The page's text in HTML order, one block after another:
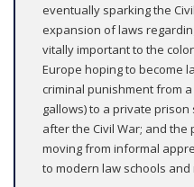
eventually sparking the
expansion of laws
vitally important to the
Europe hoping to become
criminal punishment from
gallows) to a private
after the Civil War; and the
moving from informal
to modern law schools